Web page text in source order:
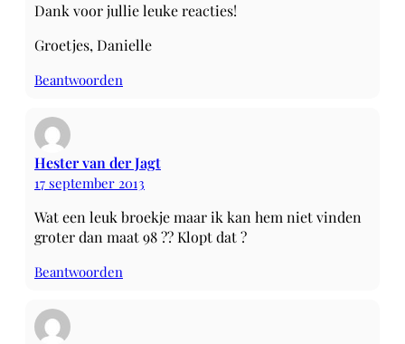
Dank voor jullie leuke reacties!
Groetjes, Danielle
Beantwoorden
Hester van der Jagt
17 september 2013
Wat een leuk broekje maar ik kan hem niet vinden
groter dan maat 98 ?? Klopt dat ?
Beantwoorden